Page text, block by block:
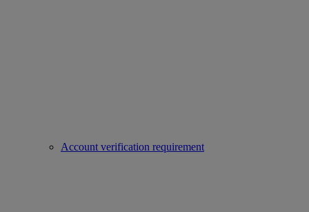
Account verification requirement